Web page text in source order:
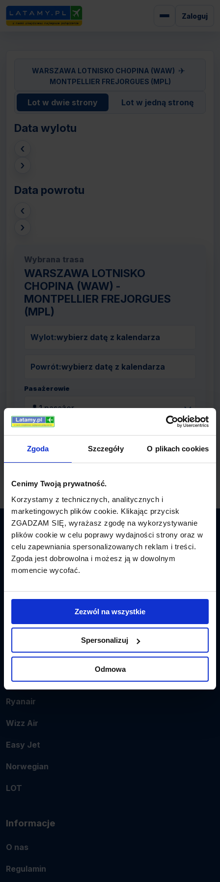
Zgoda Szczegóły O plikach cookies
Cenimy Twoją prywatność.
Korzystamy z technicznych, analitycznych i
marketingowych plików cookie. Klikając przycisk
ZGADZAM SIĘ, wyrażasz zgodę na wykorzystywanie
plików cookie w celu poprawy wydajności strony oraz w
celu zapewniania spersonalizowanych reklam i treści.
Zgoda jest dobrowolna i możesz ją w dowolnym
momencie wycofać.
Zezwól na wszystkie
Spersonalizuj
Odmowa
Zaloguj
WARSZAWA LOTNISKO CHOPINA (WAW) ✈
MONTPELLIER FREJORGUES (MPL)
Lot w dwie strony Lot w jedną stronę
Data wylotu
‹
›
Data powrotu
‹
›
Wybrana trasa
WARSZAWA LOTNISKO
CHOPINA (WAW) -
MONTPELLIER FREJORGUES
(MPL)
Wylot:wybierz datę z kalendarza
Powrót:wybierz datę z kalendarza
Pasażerowie
👤1 pasażer
Szukaj lotów
Latamy.pl
Bilety lotnicze
Linie lotnicze
Lotniska
Popularne linie
Ryanair
Wizz Air
Easy Jet
Norwegian
LOT
Informacje
O nas
Regulamin